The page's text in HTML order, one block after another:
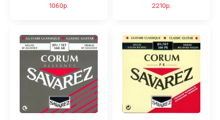
1060р. 2210р.